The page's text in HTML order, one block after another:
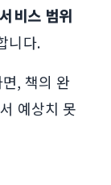
서비스 범위
니다.
, 책의 완
예상치 못